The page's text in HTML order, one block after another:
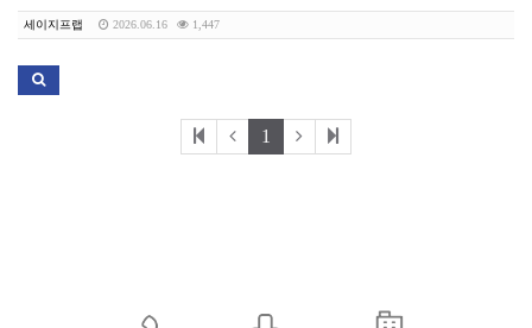
세이지프랩 2026.06.16 1,447
1